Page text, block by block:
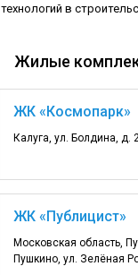
технологий в
Жилые
ЖК «Космопарк»
Калуга, ул. Болдина, д.
ЖК «Публицист»
Московская область,
Пушкино, ул. Зелёная